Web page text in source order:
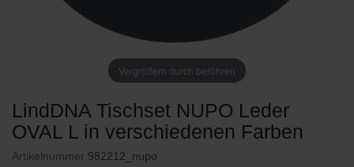
Vergrößern durch berühren
LindDNA Tischset NUPO Leder
OVAL L in verschiedenen Farben
Artikelnummer 982212_nupo